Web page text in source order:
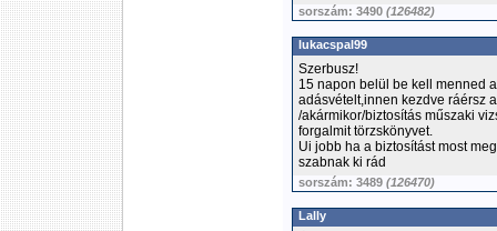
sorszám: 3490 (126482)
lukacspal99
Szerbusz!
15 napon belül be kell menned
adásvételt,innen kezdve ráérsz
/akármikor/biztosítás műszaki
forgalmit törzskönyvet.
Ui jobb ha a biztosítást most
szabnak ki rád
sorszám: 3489 (126470)
Lally